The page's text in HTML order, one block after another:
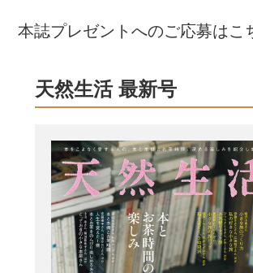
本誌プレゼントへのご応募はこ
天然生活 最新号